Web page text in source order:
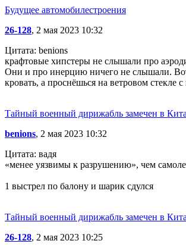
Будущее автомобилестроения
26-128, 2 мая 2023 10:32
Цитата: benions
крафтовые хипстеры не слышали про
Они и про инерцию ничего не слышали.
кровать, а проснёшься на ветровом стекле
Тайный военный дирижабль замечен в
benions, 2 мая 2023 10:32
Цитата: вадя
«менее уязвимы к разрушению», чем
1 выстрел по балону и шарик сдулся
Тайный военный дирижабль замечен в
26-128, 2 мая 2023 10:25